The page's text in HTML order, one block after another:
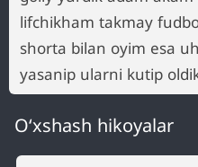
lifchikham takmay
shorta bilan oyim esa
yasanip ularni kutip
O‘xshash hikoyalar